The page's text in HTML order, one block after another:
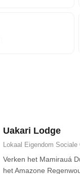
Uakari Lodge
Lokaal Eigendom Sociale
Verken het Mamirauá
het Amazone